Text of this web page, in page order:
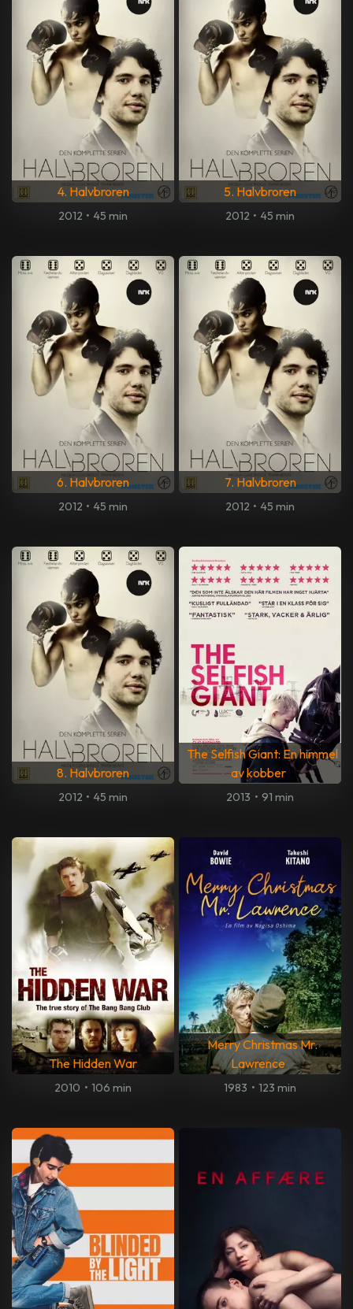
4. Halvbroren
2012 • 45 min
5. Halvbroren
2012 • 45 min
6. Halvbroren
2012 • 45 min
7. Halvbroren
2012 • 45 min
8. Halvbroren
2012 • 45 min
The Selfish Giant: En himmel
av kobber
2013 • 91 min
The Hidden War
2010 • 106 min
Merry Christmas Mr.
Lawrence
1983 • 123 min